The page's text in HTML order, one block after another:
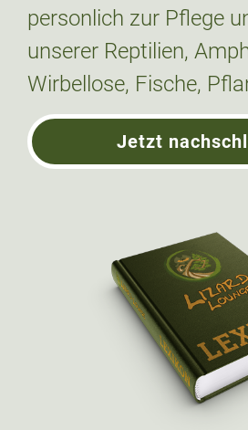
personlich zur Pflege
unserer Reptilien,
Wirbellose, Fische,
Jetzt